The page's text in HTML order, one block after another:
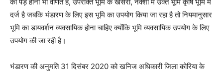
का पेड़ होना भी वर्णित है, उपरोक्त भूमि के खसरा, नक्शा में उक्त भूमि कृषि भूमि में
दर्ज है जबकि भंडारण के लिए इस भूमि का उपयोग किया जा रहा है तो नियमानुसार
भूमि का डायवर्शन व्यवसायिक होना चाहिए क्योंकि भूमि व्यवसायिक उपयोग के लिए
उपयोग की जा रही है।
भंडारण की अनुमति 31 दिसंबर 2020 को खनिज अधिकारी जिला कोरिया के